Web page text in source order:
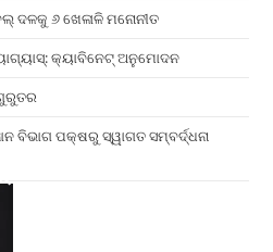
୬ ଖେଳାଳି ମନୋନୀତ
କ୍ୟାବିନେଟ୍ ଅନୁମୋଦନ
ବିଭାଗ ପକ୍ଷରୁ ସ୍ୱାଗତ ସମ୍ବର୍ଦ୍ଧନା